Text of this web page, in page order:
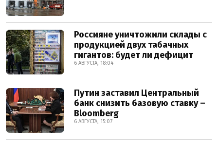
Россияне уничтожили склады с
продукцией двух табачных
гигантов: будет ли дефицит
6 АВГУСТА, 18:04
Путин заставил Центральный
банк снизить базовую ставку –
Bloomberg
6 АВГУСТА, 15:07